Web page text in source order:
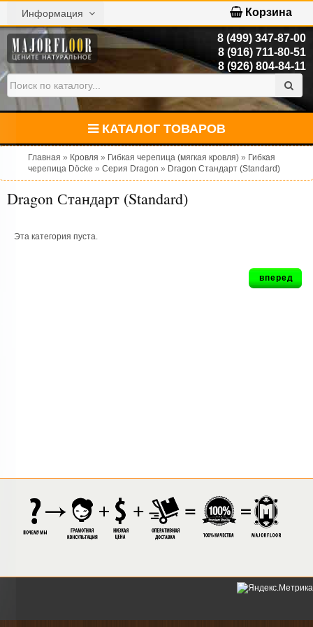
Информация Корзина
8 (499) 347-87-00
8 (916) 711-80-51
8 (926) 804-84-11
КАТАЛОГ ТОВАРОВ
Главная » Кровля » Гибкая черепица (мягкая кровля) » Гибкая
черепица Döcke » Серия Dragon » Dragon Стандарт (Standard)
Dragon Стандарт (Standard)
Эта категория пуста.
вперед